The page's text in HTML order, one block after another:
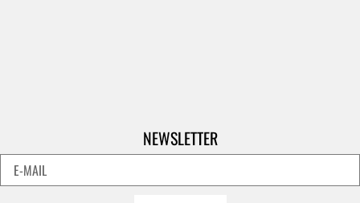
NEWSLETTER